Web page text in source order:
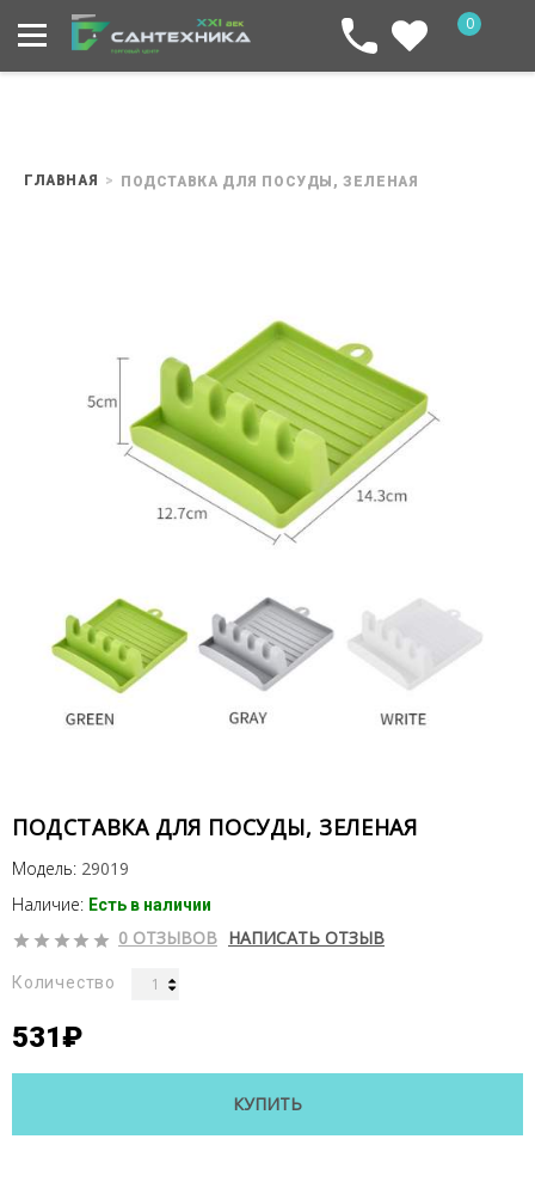
0
ГЛАВНАЯ ПОДСТАВКА ДЛЯ ПОСУДЫ, ЗЕЛЕНАЯ
ПОДСТАВКА ДЛЯ ПОСУДЫ, ЗЕЛЕНАЯ
Модель: 29019
Наличие: Есть в наличии
0 ОТЗЫВОВ НАПИСАТЬ ОТЗЫВ
Количество
531₽
КУПИТЬ